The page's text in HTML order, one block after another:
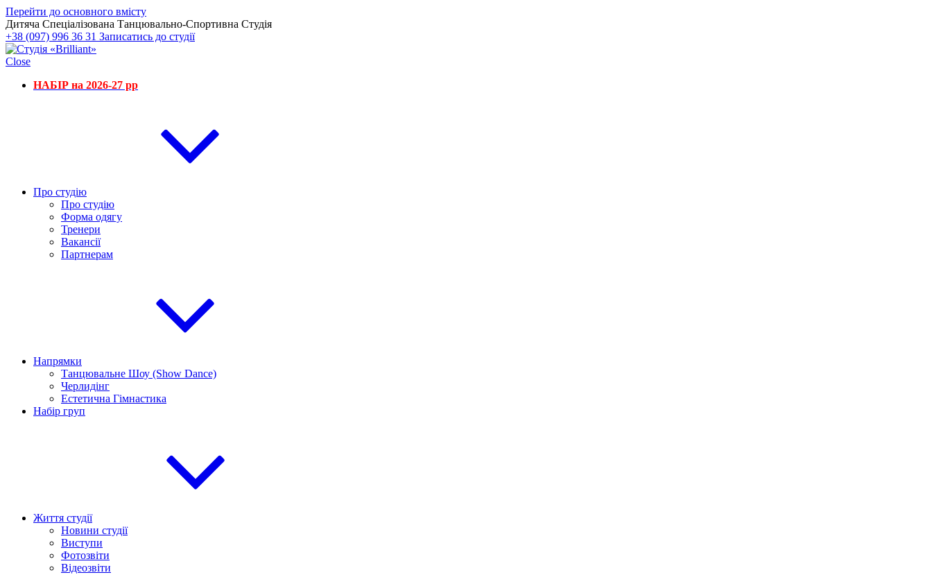
Перейти до основного вмісту
Дитяча Спеціалізована Танцювально-Спортивна Студія
+38 (097) 996 36 31 Записатись до студії
Close
НАБІР на 2026-27 рр
Про студію
Про студію
Форма одягу
Тренери
Вакансії
Партнерам
Напрямки
Танцювальне Шоу (Show Dance)
Черлидінг
Естетична Гімнастика
Набір груп
Життя студії
Новини студії
Виступи
Фотозвіти
Відеозвіти